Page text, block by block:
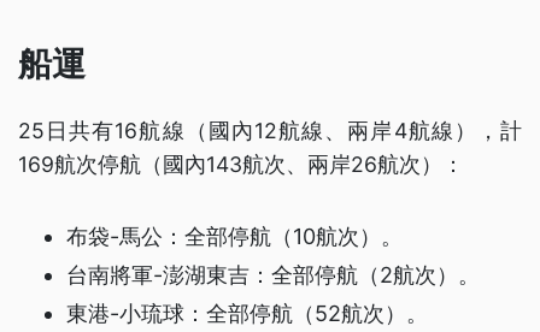
船運
25日共有16航線（國內12航線、兩岸4航線），計
169航次停航（國內143航次、兩岸26航次）：
布袋-馬公：全部停航（10航次）。
台南將軍-澎湖東吉：全部停航（2航次）。
東港-小琉球：全部停航（52航次）。